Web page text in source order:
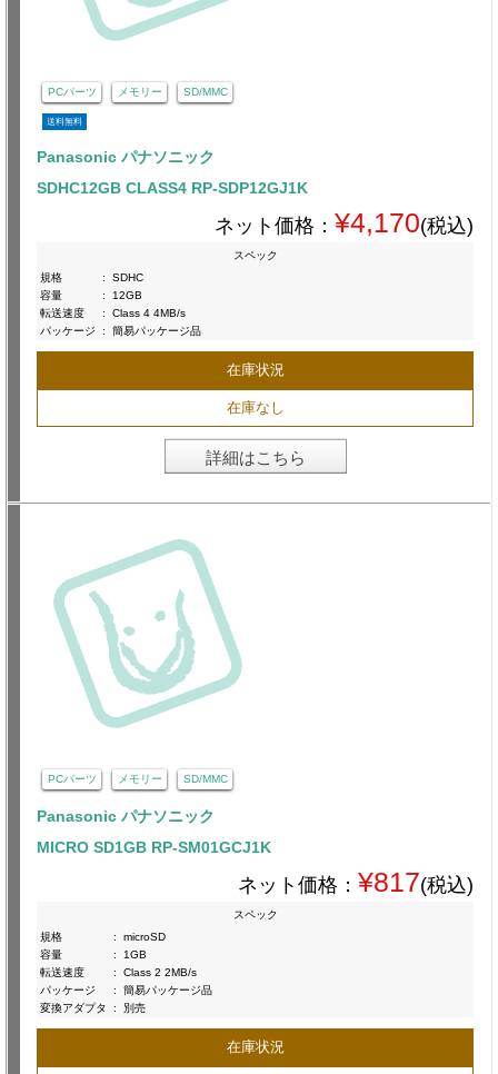
PCパーツ メモリー SD/MMC
送料無料
Panasonic パナソニック
SDHC12GB CLASS4 RP-SDP12GJ1K
ネット価格： ¥4,170(税込)
スペック
規格
:
SDHC
容量
:
12GB
転送速度
:
Class 4 4MB/s
パッケージ
: 簡易パッケージ品
在庫状況
在庫なし
詳細はこちら
PCパーツ メモリー SD/MMC
Panasonic パナソニック
MICRO SD1GB RP-SM01GCJ1K
ネット価格： ¥817(税込)
スペック
規格
:
microSD
容量
:
1GB
転送速度
:
Class 2 2MB/s
パッケージ
:
簡易パッケージ品
変換アダプタ
: 別売
在庫状況